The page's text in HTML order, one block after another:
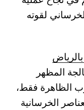
لقوته
المظهر
الظاهرة فقط،
الخرسانية